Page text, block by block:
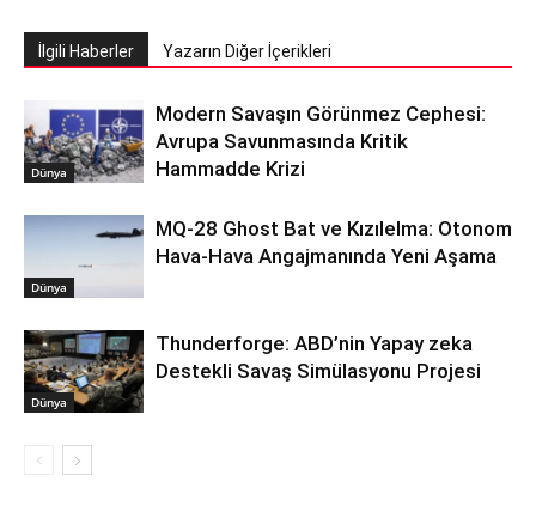
İlgili Haberler Yazarın Diğer İçerikleri
Dünya
Modern Savaşın Görünmez Cephesi:
Avrupa Savunmasında Kritik
Hammadde Krizi
Dünya
MQ-28 Ghost Bat ve Kızılelma: Otonom
Hava-Hava Angajmanında Yeni Aşama
Dünya
Thunderforge: ABD’nin Yapay zeka
Destekli Savaş Simülasyonu Projesi